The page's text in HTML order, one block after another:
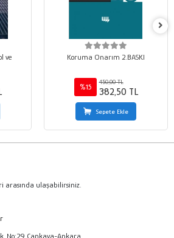
ve
Koruma Onarım 2.BASKI
%15
450,00 TL
382,50 TL
Sepete Ekle
arasında ulaşabilirsiniz.
No:29 Çankaya-Ankara